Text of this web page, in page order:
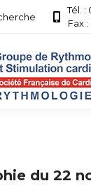
Tél. :
Fax :
du 22